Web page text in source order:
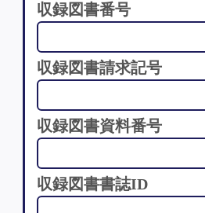
収録図書番号
収録図書請求記号
収録図書資料番号
収録図書書誌ID